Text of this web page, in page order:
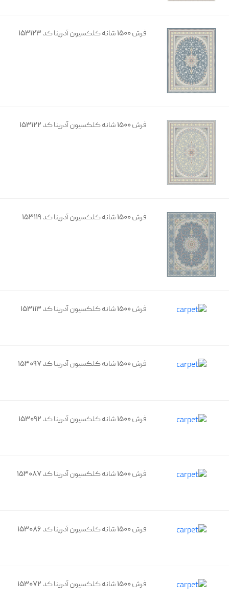
فرش 1500 شانه کلکسیون آدرینا کد 153123
فرش 1500 شانه کلکسیون آدرینا کد 153122
فرش 1500 شانه کلکسیون آدرینا کد 153119
فرش 1500 شانه کلکسیون آدرینا کد 153113
فرش 1500 شانه کلکسیون آدرینا کد 153097
فرش 1500 شانه کلکسیون آدرینا کد 153092
فرش 1500 شانه کلکسیون آدرینا کد 153087
فرش 1500 شانه کلکسیون آدرینا کد 153086
فرش 1500 شانه کلکسیون آدرینا کد 153072